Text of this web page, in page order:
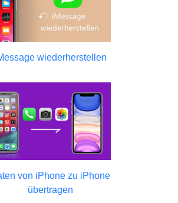
wiederherstellen
von iPhone zu iPhone
übertragen